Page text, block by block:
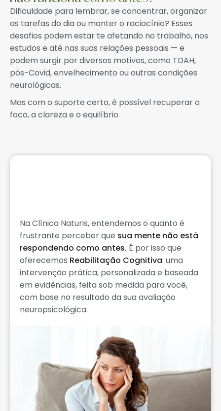
Dificuldade para lembrar, se concentrar, organizar
as tarefas do dia ou manter o raciocínio? Esses
desafios podem estar te afetando no trabalho, nos
estudos e até nas suas relações pessoais — e
podem surgir por diversos motivos, como TDAH,
pós-Covid, envelhecimento ou outras condições
neurológicas.
Mas com o suporte certo, é possível recuperar o
foco, a clareza e o equilíbrio.
Na Clínica Naturis, entendemos o quanto é
frustrante perceber que sua mente não está
respondendo como antes. É por isso que
oferecemos Reabilitação Cognitiva: uma
intervenção prática, personalizada e baseada
em evidências, feita sob medida para você,
com base no resultado da sua avaliação
neuropsicológica.